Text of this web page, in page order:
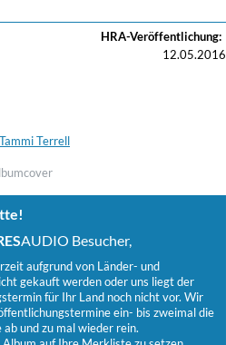
HRA-Veröffentlichung:
12.05.2016
Terrell
AUDIO Besucher,
aufgrund von Länder- und
gekauft werden oder uns liegt der
für Ihr Land noch nicht vor. Wir
ein- bis zweimal die
und zu mal wieder rein.